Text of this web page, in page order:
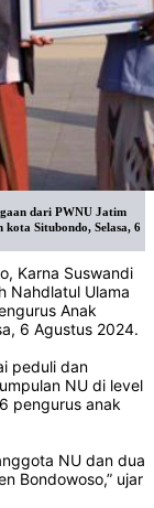
dari PWNU Jatim
Situbondo, Selasa, 6
Karna Suswandi
Nahdlatul Ulama
Anak
6 Agustus 2024.
peduli dan
NU di level
pengurus anak
NU dan dua
Bondowoso,” ujar